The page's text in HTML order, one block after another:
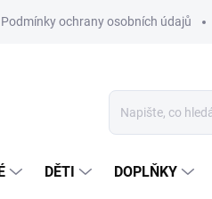
Podmínky ochrany osobních údajů
DĚTI DOPLŇKY